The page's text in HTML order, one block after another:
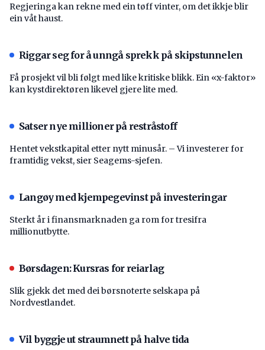
Regjeringa kan rekne med ein tøff vinter, om det ikkje blir
ein våt haust.
Riggar seg for å unngå sprekk på skipstunnelen
Få prosjekt vil bli følgt med like kritiske blikk. Ein «x-faktor»
kan kystdirektøren likevel gjere lite med.
Satser nye millioner på restråstoff
Hentet vekstkapital etter nytt minusår. – Vi investerer for
framtidig vekst, sier Seagems-sjefen.
Langøy med kjempegevinst på investeringar
Sterkt år i finansmarknaden ga rom for tresifra
millionutbytte.
Børsdagen: Kursras for reiarlag
Slik gjekk det med dei børsnoterte selskapa på
Nordvestlandet.
Vil byggje ut straumnett på halve tida